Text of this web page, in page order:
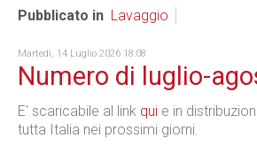
Pubblicato in Lavaggio
Martedì, 14 Luglio 2026 18:08
Numero di luglio-
E' scaricabile al link qui e in
tutta Italia nei prossimi giorni.